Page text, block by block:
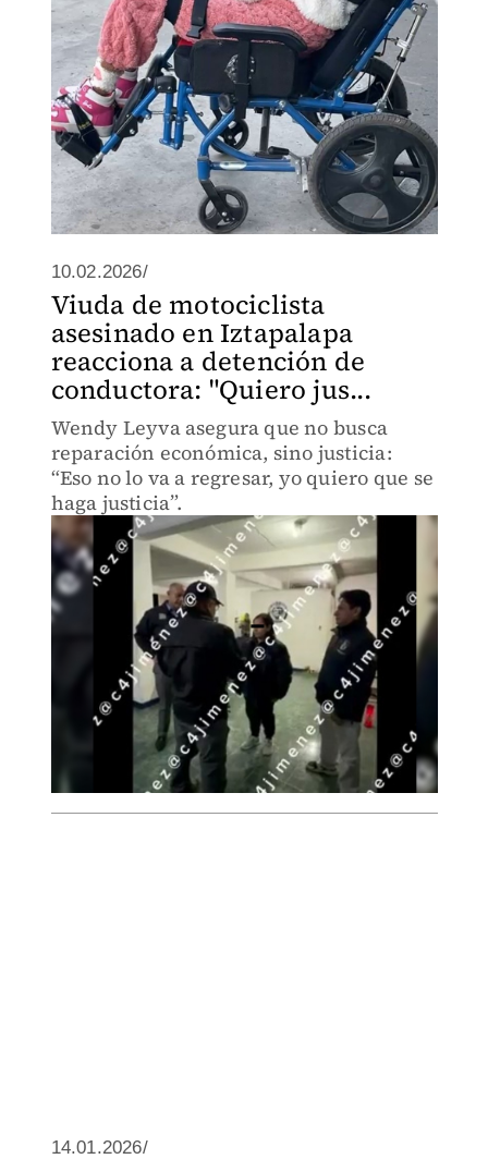
10.02.2026/
Viuda de motociclista
asesinado en Iztapalapa
reacciona a detención de
conductora: "Quiero jus...
Wendy Leyva asegura que no busca
reparación económica, sino justicia:
“Eso no lo va a regresar, yo quiero que se
haga justicia”.
14.01.2026/